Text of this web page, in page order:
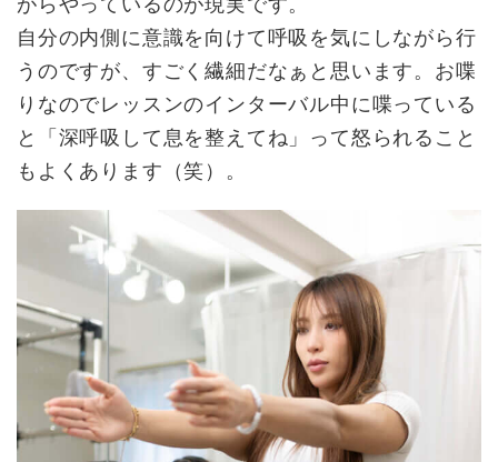
自分の内側に意識を向けて呼吸を気にしながら行
うのですが、すごく繊細だなぁと思います。お喋
りなのでレッスンのインターバル中に喋っている
と「深呼吸して息を整えてね」って怒られること
もよくあります（笑）。